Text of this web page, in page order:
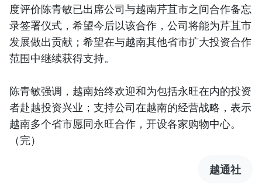
度评价陈青敏已出席公司与越南芹苴市之间合作备忘
录签署仪式，希望今后以该合作，公司将能为芹苴市
发展做出贡献；希望在与越南其他省市扩大投资合作
范围中继续获得支持。
陈青敏强调，越南始终欢迎和为包括永旺在内的投资
者赴越投资兴业；支持公司在越南的经营战略，表示
越南多个省市愿同永旺合作，开设各家购物中心。
（完）
越通社